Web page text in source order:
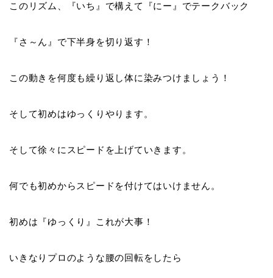
このリズム、『いち 』で構えて『にー 』でテークバック
『 さ～ん 』で下半身を切り返す！
この動きを何度も繰り返し体に染みつけましょう！
そして初めはゆっくりやります 。
そして徐々にスピードを上げていきます。
何でも初めからスピードを付けてはいけません。
初めは『ゆっくり 』これが大事！
いきなりプロのような腰の回転をしたら